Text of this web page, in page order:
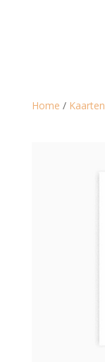
Home / Kaarten